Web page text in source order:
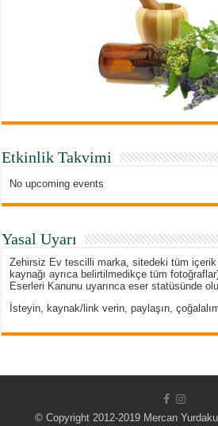
Etkinlik Takvimi
No upcoming events
Yasal Uyarı
Zehirsiz Ev tescilli marka, sitedeki tüm
kaynağı ayrıca belirtilmedikçe tüm
Eserleri Kanunu uyarınca eser statüsünde
İsteyin, kaynak/link verin, paylaşın,
© Copyright 2012-2019 Mercan